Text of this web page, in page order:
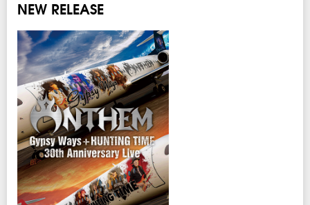
ム・ボネットがANTHEM の曲を歌うアルバムを作る」という企画が切っ掛
ジェクトは 2000 年にアルバム「HEAVY METAL ANTHEM」 としてリリー
スされ日本ツアーも行われた。これがファンの“ANTHEM 再結成”待望論に
火をつけ、柴田はANTHEM再結成の可能性を真剣に探り始めることにな
る。 柴田は、ノスタルジーで昔のメンバーを集める“再結成”を行なうのでは
なく、再始動するならば、“今を生きるバンド”として新たな音楽を作り、邁
進する事を目標に掲げた。 その目的のために柴田は、その才能を高く評価
する清水昭男＜g＞に真っ先に声をかけた。そして合流意欲を示す坂本英三
＜vo＞、本間大嗣＜ds＞を招集。 2001年の「SEVEN HILLS」を皮切りに
「OVERLOAD」(2002年)、「ETERNAL WARRIOR」(2004年)、
「IMMORTAL」(2006年)、「BLACK EMPIRE」(2008年)、「HERALDIC
DEVICE」(2010年)と計6 枚のスタジオ・アルバムをリリース、作品とツア
ーの両面で“現役バンド”であることを証明し続けた。 11年間にわたって不
動のメンバーで活動し日本のメタル・シーンの頂点に立つ彼らは、さらに強
固な活動を目的としてレコード会社を移籍。アルバム「BURNING OATH」
を 2012年にリリース。なおドラムは1曲を除きゲスト・ミュージシャンの
NEW RELEASE